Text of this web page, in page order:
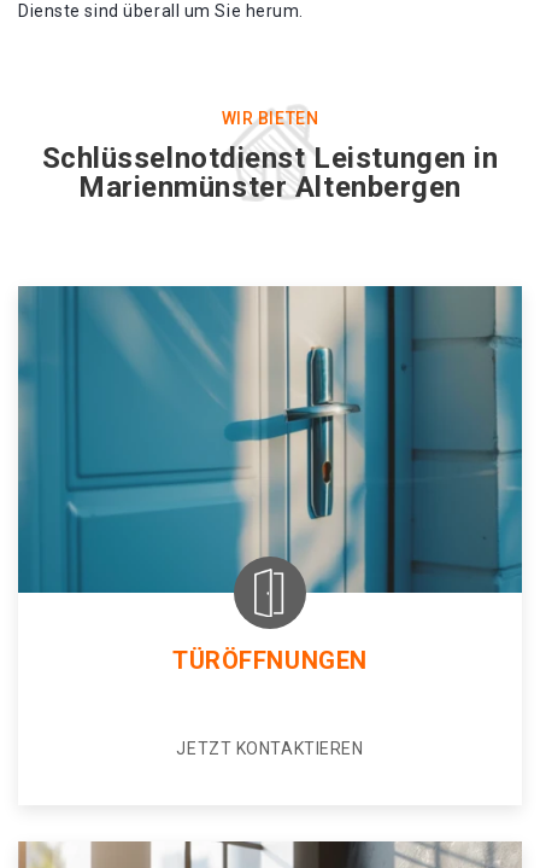
Dienste sind überall um Sie herum.
WIR BIETEN
Schlüsselnotdienst Leistungen in
Marienmünster Altenbergen
TÜRÖFFNUNGEN
JETZT KONTAKTIEREN